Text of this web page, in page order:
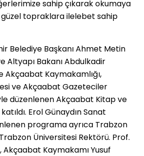
sahip çıkarak okumaya
topraklara ilelebet sahip
Belediye Başkanı Ahmet Metin
Altyapı Bakanı Abdulkadir
Akçaabat Kaymakamlığı,
ve Akçaabat Gazeteciler
düzenlenen Akçaabat Kitap ve
Erol Günaydın Sanat
programa ayrıca Trabzon
Üniversitesi Rektörü. Prof.
Akçaabat Kaymakamı Yusuf